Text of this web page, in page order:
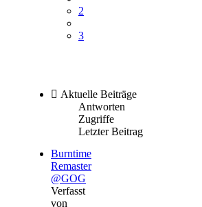
2
3
Aktuelle Beiträge
Antworten
Zugriffe
Letzter Beitrag
Burntime
Remaster
@GOG
Verfasst
von